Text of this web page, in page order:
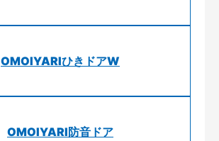
OMOIYARIひきドアW
OMOIYARI防音ドア